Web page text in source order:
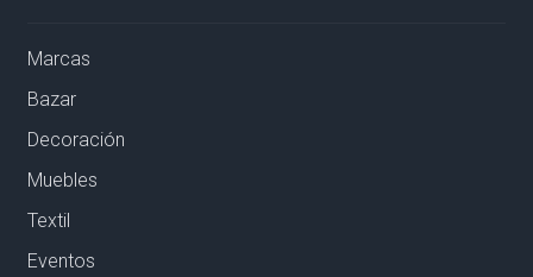
Marcas
Bazar
Decoración
Muebles
Textil
Eventos